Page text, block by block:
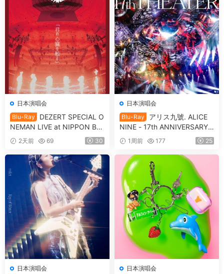
日本演唱会
Blu-Ray
DEZERT SPECIAL O
NEMAN LIVE at NIPPON BU
DOKAN Kimi no shinzou o sa
waru 「君の心臓を触る」[20
25.05.14] [BDISO 41.1GB]
2天前 69 30
日本演唱会
Blu-Ray
アリス九號. ALICE
NINE - 17th ANNIVERSARY L
IVE 『17th THEATER』CD+B
D [2021.12.29] [BDISO 20.9
GB]
1周前 177 25
日本演唱会
日本演唱会